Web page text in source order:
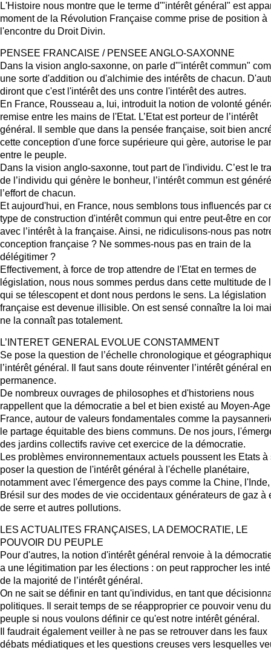
L'Histoire nous montre que le terme d'"intérêt général" est
moment de la Révolution Française comme prise de position à
l'encontre du Droit Divin.
PENSEE FRANCAISE / PENSEE ANGLO-SAXONNE
Dans la vision anglo-saxonne, on parle d"'intérêt commun"
une sorte d'addition ou d'alchimie des intérêts de chacun.
diront que c'est l'intérêt des uns contre l'intérêt des autres.
En France, Rousseau a, lui, introduit la notion de volonté
remise entre les mains de l'Etat. L’Etat est porteur de l’intérêt
général. Il semble que dans la pensée française, soit bien
cette conception d'une force supérieure qui gère, autorise le
entre le peuple.
Dans la vision anglo-saxonne, tout part de l'individu. C’est le
de l’individu qui génère le bonheur, l’intérêt commun est
l’effort de chacun.
Et aujourd'hui, en France, nous semblons tous influencés par
type de construction d'intérêt commun qui entre peut-être en
avec l’intérêt à la française. Ainsi, ne ridiculisons-nous pas
conception française ? Ne sommes-nous pas en train de la
délégitimer ?
Effectivement, à force de trop attendre de l'Etat en termes de
législation, nous nous sommes perdus dans cette multitude de
qui se télescopent et dont nous perdons le sens. La législation
française est devenue illisible. On est sensé connaître la loi
ne la connaît pas totalement.
L’INTERET GENERAL EVOLUE CONSTAMMENT
Se pose la question de l’échelle chronologique et
l’intérêt général. Il faut sans doute réinventer l’intérêt général en
permanence.
De nombreux ouvrages de philosophes et d'historiens nous
rappellent que la démocratie a bel et bien existé au Moyen-
France, autour de valeurs fondamentales comme la
le partage équitable des biens communs. De nos jours,
des jardins collectifs ravive cet exercice de la démocratie.
Les problèmes environnementaux actuels poussent les Etats à
poser la question de l'intérêt général à l'échelle planétaire,
notamment avec l'émergence des pays comme la Chine,
Brésil sur des modes de vie occidentaux générateurs de gaz à
de serre et autres pollutions.
LES ACTUALITES FRANÇAISES, LA DEMOCRATIE, LE
POUVOIR DU PEUPLE
Pour d'autres, la notion d'intérêt général renvoie à la
a une légitimation par les élections : on peut rapprocher les
de la majorité de l’intérêt général.
On ne sait se définir en tant qu'individus, en tant que
politiques. Il serait temps de se réapproprier ce pouvoir venu du
peuple si nous voulons définir ce qu'est notre intérêt général.
Il faudrait également veiller à ne pas se retrouver dans les faux
débats médiatiques et les questions creuses vers lesquelles